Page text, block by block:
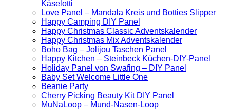
Käselotti
Love Panel – Mandala Kreis und Botties Slipper
Happy Camping DIY Panel
Happy Christmas Classic Adventskalender
Happy Christmas Mix Adventskalender
Boho Bag – Jolijou Taschen Panel
Happy Kitchen – Steinbeck Küchen-DIY-Panel
Holiday Panel von Swafing – DIY Panel
Baby Set Welcome Little One
Beanie Party
Cherry Picking Beauty Kit DIY Panel
MuNaLoop – Mund-Nasen-Loop